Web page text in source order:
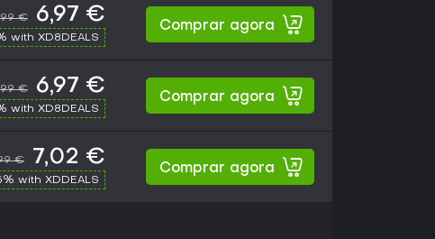
€ 6,97 €
with XD8DEALS
Comprar agora
€ 6,97 €
with XD8DEALS
Comprar agora
€ 7,02 €
with XDDEALS
Comprar agora